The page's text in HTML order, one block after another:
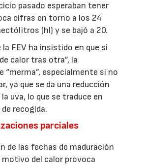
pasado esperaban tener
cifras en torno a los 24
(hl) y se bajó a 20.
la FEV ha insistido en que si
calor tras otra”, la
“merma”, especialmente si no
ya que se da una reducción
uva, lo que se traduce en
recogida.
parciales
de las fechas de maduración
motivo del calor provoca